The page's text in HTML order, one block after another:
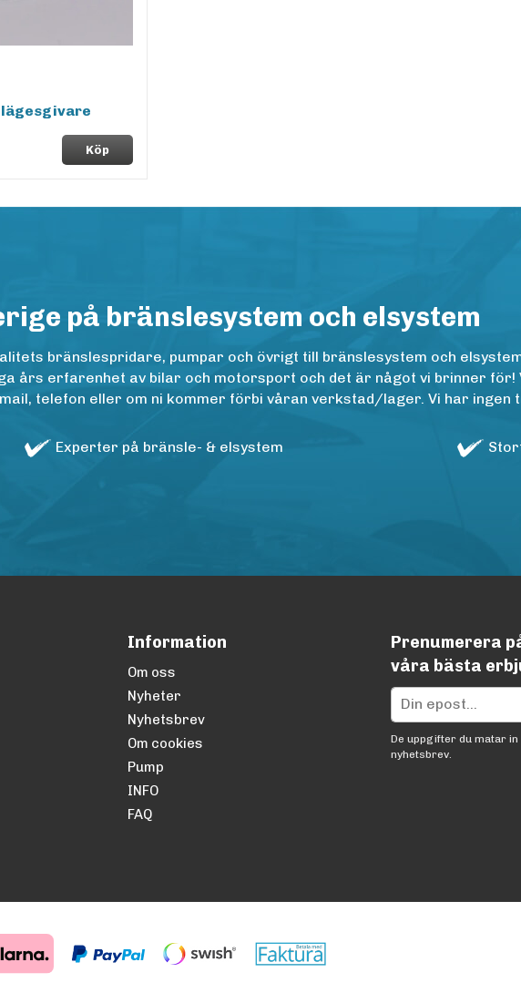
Köp
på bränslesystem och elsystem
bränslespridare, pumpar och övrigt till bränslesystem och
års erfarenhet av bilar och motorsport och det är något vi brinner för!
telefon eller om ni kommer förbi våran verkstad/lager. Vi har ingen
Experter på bränsle- & elsystem
Information
Om oss
Nyheter
Nyhetsbrev
Om cookies
Pump
INFO
FAQ
Prenumerera
våra bästa
De uppgifter du matar
nyhetsbrev.